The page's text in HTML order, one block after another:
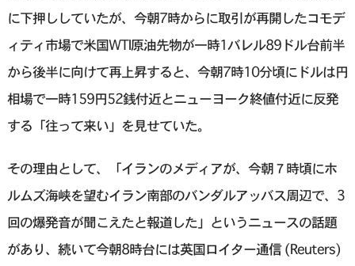
に下押ししていたが、今朝7時からに取引が再開したコモデ
ィティ市場で米国WTI原油先物が一時1バレル89ドル台前半
から後半に向けて再上昇すると、今朝7時10分頃にドルは円
相場で一時159円52銭付近とニューヨーク終値付近に反発
する「往って来い」を見せていた。
その理由として、「イランのメディアが、今朝７時頃にホ
ルムズ海峡を望むイラン南部のバンダルアッバス周辺で、3
回の爆発音が聞こえたと報道した」というニュースの話題
があり、続いて今朝8時台には英国ロイター通信 (Reuters)